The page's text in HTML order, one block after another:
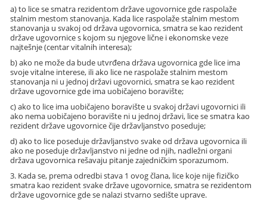
a) to lice se smatra rezidentom države ugovornice gde raspolaže
stalnim mestom stanovanja. Kada lice raspolaže stalnim mestom
stanovanja u svakoj od država ugovornica, smatra se kao rezident
države ugovornice s kojom su njegove lične i ekonomske veze
najtešnje (centar vitalnih interesa);
b) ako ne može da bude utvrđena država ugovornica gde lice ima
svoje vitalne interese, ili ako lice ne raspolaže stalnim mestom
stanovanja ni u jednoj državi ugovornici, smatra se kao rezident
države ugovornice gde ima uobičajeno boravište;
c) ako to lice ima uobičajeno boravište u svakoj državi ugovornici ili
ako nema uobičajeno boravište ni u jednoj državi, lice se smatra kao
rezident države ugovornice čije državljanstvo poseduje;
d) ako to lice poseduje državljanstvo svake od država ugovornica ili
ako ne poseduje državljanstvo ni jedne od njih, nadležni organi
država ugovornica rešavaju pitanje zajedničkim sporazumom.
3. Kada se, prema odredbi stava 1 ovog člana, lice koje nije fizičko
smatra kao rezident svake države ugovornice, smatra se rezidentom
države ugovornice gde se nalazi stvarno sedište uprave.